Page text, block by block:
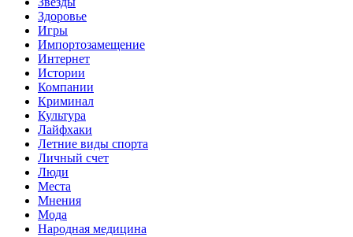
Здоровье
Игры
Импортозамещение
Интернет
Истории
Компании
Криминал
Культура
Лайфхаки
Летние виды спорта
Личный счет
Люди
Места
Мнения
Мода
Народная медицина